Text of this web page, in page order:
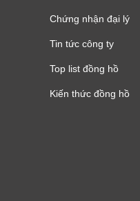
Chứng nhận đại lý
Tin tức công ty
Top list đồng hồ
Kiến thức đồng hồ